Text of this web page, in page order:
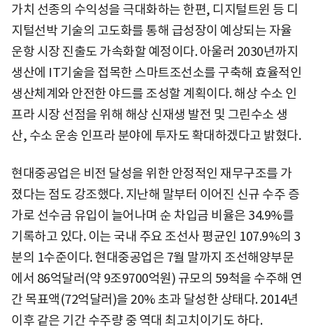
가치 선종의 수익성을 극대화하는 한편, 디지털트윈 등 디
지털선박 기술의 고도화를 통해 급성장이 예상되는 자율
운항 시장 진출도 가속화할 예정이다. 아울러 2030년까지
생산에 IT기술을 접목한 스마트조선소를 구축해 효율적인
생산체계와 안전한 야드를 조성할 계획이다. 해상 수소 인
프라 시장 선점을 위해 해상 신재생 발전 및 그린수소 생
산, 수소 운송 인프라 분야에 투자도 확대하겠다고 밝혔다.
현대중공업은 비전 달성을 위한 안정적인 재무구조를 가
졌다는 점도 강조했다. 지난해 말부터 이어진 신규 수주 증
가로 선수금 유입이 늘어나며 순 차입금 비율은 34.9%를
기록하고 있다. 이는 국내 주요 조선사 평균인 107.9%의 3
분의 1수준이다. 현대중공업은 7월 말까지 조선해양부문
에서 86억달러(약 9조9700억원) 규모의 59척을 수주해 연
간 목표액(72억달러)을 20% 초과 달성한 상태다. 2014년
이후 같은 기간 수주량 중 역대 최고치이기도 하다.